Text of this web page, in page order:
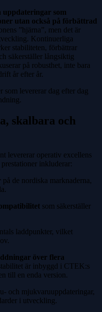
uppdateringar som
utan också på förbättrad
”hjärna”, men det är
Kontinuerliga
stabiliteten, förbättrar
säkerställer långsiktig
på robusthet, inte bara
år efter år.
som levererar dag efter dag
skalbara och
levererar operativ excellens
inkluderar:
på de nordiska marknaderna,
som säkerställer
laddpunkter, vilket
över flera
är inbyggd i CTEK:s
till en enda version.
och mjukvaruuppdateringar,
i utveckling.